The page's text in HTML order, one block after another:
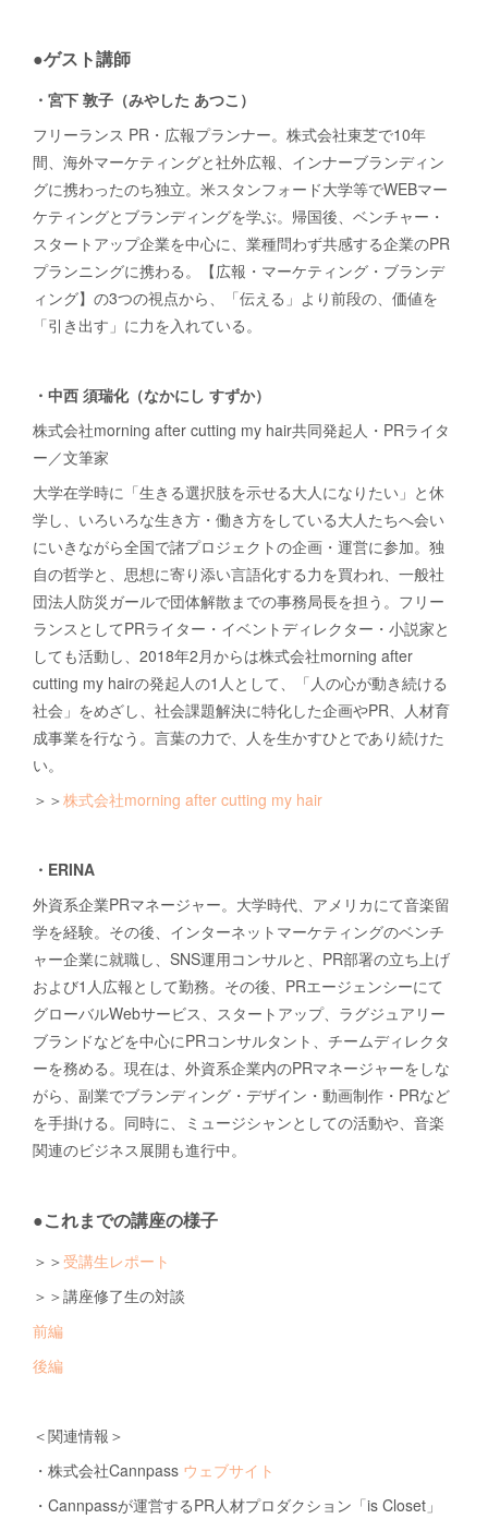
●ゲスト講師
・宮下 敦子（みやした あつこ）
フリーランス PR・広報プランナー。株式会社東芝で10年
間、海外マーケティングと社外広報、インナーブランディン
グに携わったのち独立。米スタンフォード大学等でWEBマー
ケティングとブランディングを学ぶ。帰国後、ベンチャー・
スタートアップ企業を中心に、業種問わず共感する企業のPR
プランニングに携わる。【広報・マーケティング・ブランデ
ィング】の3つの視点から、「伝える」より前段の、価値を
「引き出す」に力を入れている。
・中西 須瑞化（なかにし すずか）
株式会社morning after cutting my hair共同発起人・PRライタ
ー／文筆家
大学在学時に「生きる選択肢を示せる大人になりたい」と休
学し、いろいろな生き方・働き方をしている大人たちへ会い
にいきながら全国で諸プロジェクトの企画・運営に参加。独
自の哲学と、思想に寄り添い言語化する力を買われ、一般社
団法人防災ガールで団体解散までの事務局長を担う。フリー
ランスとしてPRライター・イベントディレクター・小説家と
しても活動し、2018年2月からは株式会社morning after
cutting my hairの発起人の1人として、「人の心が動き続ける
社会」をめざし、社会課題解決に特化した企画やPR、人材育
成事業を行なう。言葉の力で、人を生かすひとであり続けた
い。
＞＞株式会社morning after cutting my hair
・ERINA
外資系企業PRマネージャー。大学時代、アメリカにて音楽留
学を経験。その後、インターネットマーケティングのベンチ
ャー企業に就職し、SNS運用コンサルと、PR部署の立ち上げ
および1人広報として勤務。その後、PRエージェンシーにて
グローバルWebサービス、スタートアップ、ラグジュアリー
ブランドなどを中心にPRコンサルタント、チームディレクタ
ーを務める。現在は、外資系企業内のPRマネージャーをしな
がら、副業でブランディング・デザイン・動画制作・PRなど
を手掛ける。同時に、ミュージシャンとしての活動や、音楽
関連のビジネス展開も進行中。
●これまでの講座の様子
＞＞ 受講生レポート
＞＞講座修了生の対談
前編
後編
＜関連情報＞
・株式会社Cannpass ウェブサイト
・Cannpassが運営するPR人材プロダクション「is Closet」